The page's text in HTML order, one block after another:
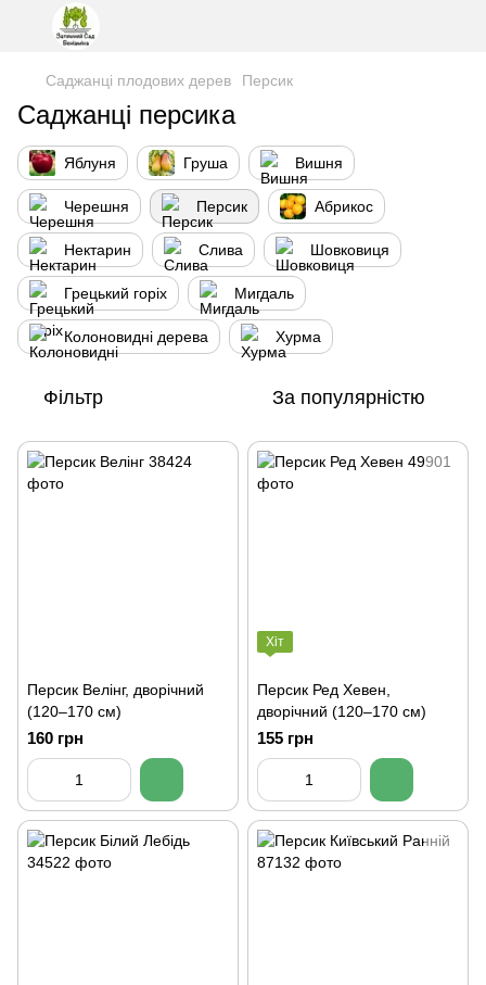
Саджанці плодових дерев Персик
Саджанці персика
Яблуня Груша Вишня
Черешня Персик Абрикос
Нектарин Слива Шовковиця
Грецький горіх Мигдаль
Колоновидні дерева Хурма
Фільтр За популярністю
Персик Велінг, дворічний
(120–170 см)
160 грн
Хіт
Персик Ред Хевен,
дворічний (120–170 см)
155 грн